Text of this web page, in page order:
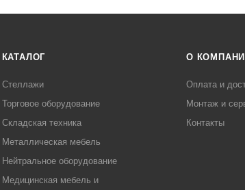
КАТАЛОГ
Стеллажи
Торговое оборудование
Складская техника
Металлическая мебель
Нейтральное оборудование
Медицинская мебель и
О
Оплата и
Монтаж и
Контакты